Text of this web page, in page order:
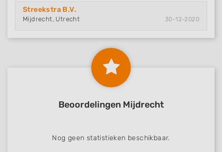
Streekstra B.V.
Mijdrecht, Utrecht 30-12-2020
Beoordelingen Mijdrecht
Nog geen statistieken beschikbaar.